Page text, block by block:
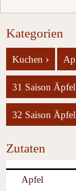
Kategorien
Kuchen ›
31 Saison
32 Saison
Zutaten
Apfel